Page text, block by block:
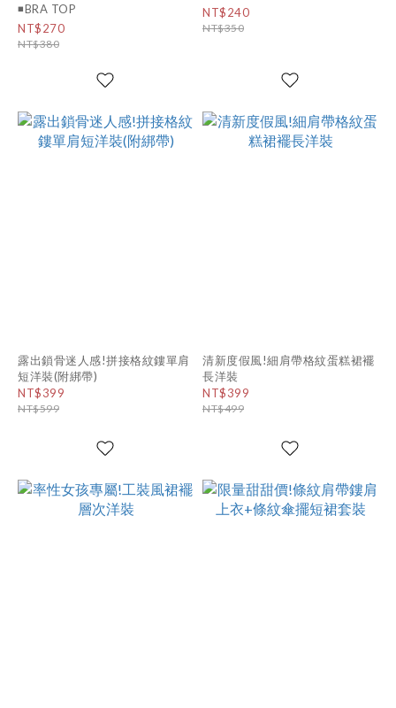
◾BRA TOP
NT$270
NT$380
NT$240
NT$350
露出鎖骨迷人感!拼接格紋鏤單肩
短洋裝(附綁帶)
NT$399
NT$599
清新度假風!細肩帶格紋蛋糕裙襬
長洋裝
NT$399
NT$499